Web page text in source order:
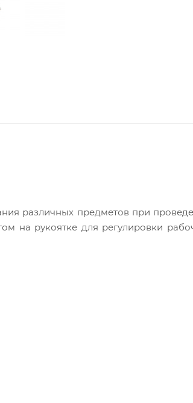
различных предметов при
на рукоятке для регулировки